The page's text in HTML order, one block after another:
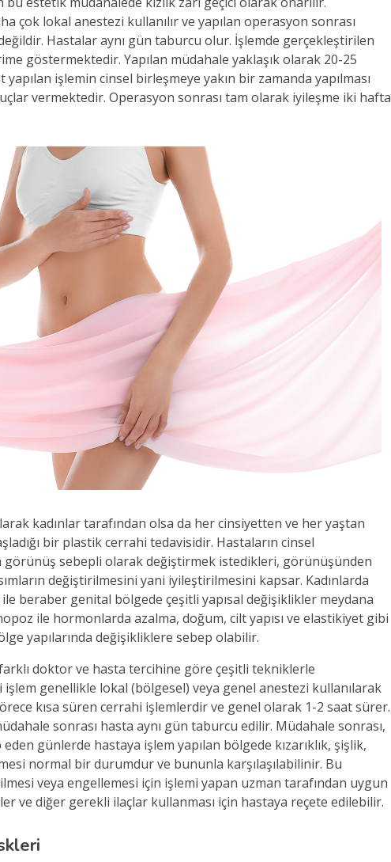
çok lokal anestezi kullanılır ve yapılan operasyon sonrası
Hastalar aynı gün taburcu olur. İşlemde gerçekleştirilen
göstermektedir. Yapılan müdahale yaklaşık olarak 20-25
işlemin cinsel birleşmeye yakın bir zamanda yapılması
vermektedir. Operasyon sonrası tam olarak iyileşme iki hafta
kadınlar tarafından olsa da her cinsiyetten ve her yaştan
bir plastik cerrahi tedavisidir. Hastaların cinsel
görünüş sebepli olarak değiştirmek istedikleri, görünüşünden
değiştirilmesini yani iyileştirilmesini kapsar. Kadınlarda
beraber genital bölgede çeşitli yapısal değişiklikler meydana
ile hormonlarda azalma, doğum, cilt yapısı ve elastikiyet gibi
yapılarında değişikliklere sebep olabilir.
doktor ve hasta tercihine göre çeşitli tekniklerle
genellikle lokal (bölgesel) veya genel anestezi kullanılarak
kısa süren cerrahi işlemlerdir ve genel olarak 1-2 saat sürer.
sonrası hasta aynı gün taburcu edilir. Müdahale sonrası,
günlerde hastaya işlem yapılan bölgede kızarıklık, şişlik,
normal bir durumdur ve bununla karşılaşılabilinir. Bu
veya engellemesi için işlemi yapan uzman tarafından uygun
ve diğer gerekli ilaçlar kullanması için hastaya reçete edilebilir.